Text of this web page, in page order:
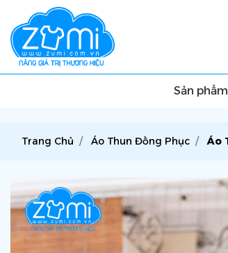
Sản phẩm
Trang Chủ Áo Thun Đồng Phục Áo